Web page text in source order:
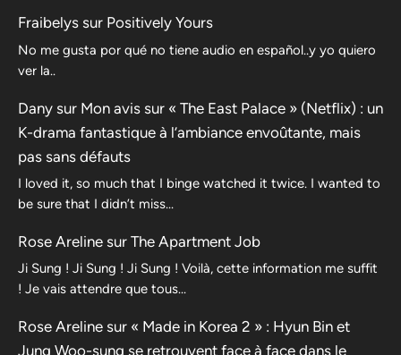
Fraibelys sur Positively Yours
No me gusta por qué no tiene audio en español..y yo quiero
ver la..
Dany sur Mon avis sur « The East Palace » (Netflix) : un
K-drama fantastique à l’ambiance envoûtante, mais
pas sans défauts
I loved it, so much that I binge watched it twice. I wanted to
be sure that I didn’t miss…
Rose Areline sur The Apartment Job
Ji Sung ! Ji Sung ! Ji Sung ! Voilà, cette information me suffit
! Je vais attendre que tous…
Rose Areline sur « Made in Korea 2 » : Hyun Bin et
Jung Woo-sung se retrouvent face à face dans le